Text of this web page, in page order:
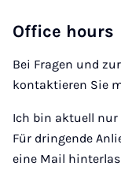
Office hours
Bei Fragen und
kontaktieren Sie
Ich bin aktuell nur
Für dringende
eine Mail